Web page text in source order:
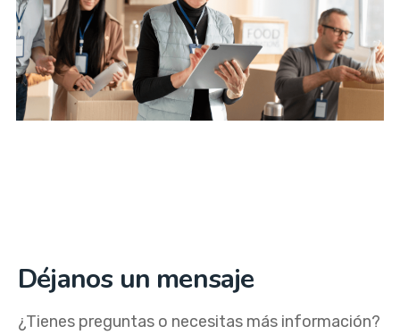
Industria y Comercio
Pymes
Déjanos un mensaje
¿Tienes preguntas o necesitas más información?